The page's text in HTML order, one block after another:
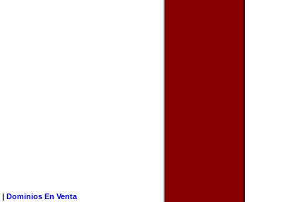
| Dominios En Venta